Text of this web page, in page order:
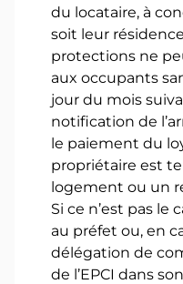
du locataire, à
soit leur
protections ne
aux occupants
jour du mois
notification de
le paiement du
propriétaire est
logement ou un
Si ce n’est pas le
au préfet ou, en
délégation de
de l’EPCI dans